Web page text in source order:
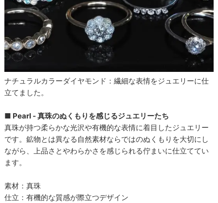
ナチュラルカラーダイヤモンド：繊細な表情をジュエリーに仕
立てました。
■ Pearl - 真珠のぬくもりを感じるジュエリーたち
真珠が持つ柔らかな光沢や有機的な表情に着目したジュエリー
です。鉱物とは異なる自然素材ならではのぬくもりを大切にし
ながら、上品さとやわらかさを感じられる佇まいに仕立ててい
ます。
素材：真珠
仕立：有機的な質感が際立つデザイン